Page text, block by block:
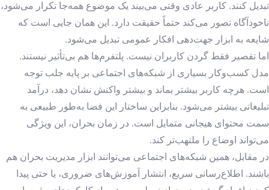
تبدیل کنند. کاربر عادی وقتی می‌بیند یک موضوع همه‌جا تکرار می‌شود،
ناخودآگاه تصور می‌کند حتماً حقیقت دارد. این همان جایی است که
شایعه به ابزار جهت‌دهی افکار عمومی تبدیل می‌شود.
اما تقصیر فقط گردن کاربران نیست. پلتفرم‌ها هم بی‌تأثیر نیستند.
مدل کسب‌وکار بسیاری از شبکه‌های اجتماعی بر پایه جلب توجه
است. هرچه کاربر بیشتر بماند و بیشتر واکنش نشان دهد، درآمد
تبلیغاتی بیشتر می‌شود. بنابراین ساختار این فضا به‌طور طبیعی به
سمت محتوای هیجانی متمایل است. در زمان بحران، این ویژگی
می‌تواند اوضاع را ملتهب‌تر کند.
در مقابل، همین شبکه‌های اجتماعی می‌توانند ابزار مدیریت بحران هم
باشند. اطلاع‌رسانی سریع، انتشار آموزش‌های ضروری، یا حتی پیدا